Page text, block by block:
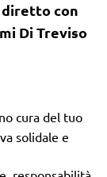
con
Di Treviso
cura del tuo
solidale e